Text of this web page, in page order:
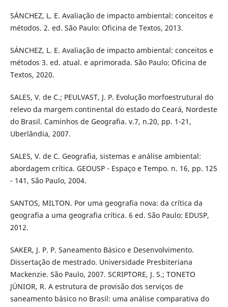
SÁNCHEZ, L. E. Avaliação de impacto ambiental: conceitos e
métodos. 2. ed. São Paulo: Oficina de Textos, 2013.
SÁNCHEZ, L. E. Avaliação de impacto ambiental: conceitos e
métodos 3. ed. atual. e aprimorada. São Paulo: Oficina de
Textos, 2020.
SALES, V. de C.; PEULVAST, J. P. Evolução morfoestrutural do
relevo da margem continental do estado do Ceará, Nordeste
do Brasil. Caminhos de Geografia. v.7, n.20, pp. 1-21,
Uberlândia, 2007.
SALES, V. de C. Geografia, sistemas e análise ambiental:
abordagem crítica. GEOUSP - Espaço e Tempo. n. 16, pp. 125
- 141, São Paulo, 2004.
SANTOS, MILTON. Por uma geografia nova: da crítica da
geografia a uma geografia crítica. 6 ed. São Paulo: EDUSP,
2012.
SAKER, J. P. P. Saneamento Básico e Desenvolvimento.
Dissertação de mestrado. Universidade Presbiteriana
Mackenzie. São Paulo, 2007. SCRIPTORE, J. S.; TONETO
JÚNIOR, R. A estrutura de provisão dos serviços de
saneamento básico no Brasil: uma análise comparativa do